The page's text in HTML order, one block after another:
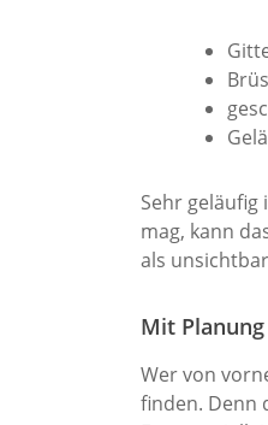
Sehr
mag, kann
als
Mit
Wer von
finden. Denn